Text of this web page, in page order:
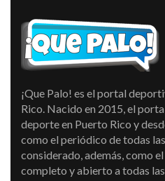
¡Que Palo! es el portal
Rico. Nacido en 2015, el
deporte en Puerto Rico y
como el periódico de todas
considerado, además, como
completo y abierto a todas